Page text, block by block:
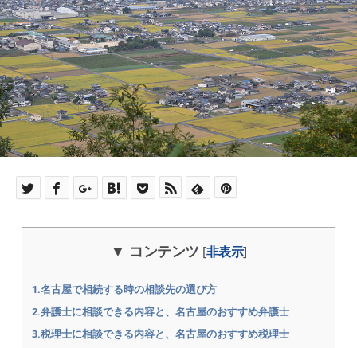
利用規約について
掲載受付窓口はこちら
コンテンツ [非表示]
1.名古屋で相続する時の相談先の選び方
2.弁護士に相談できる内容と、名古屋のおすすめ弁護士
3.税理士に相談できる内容と、名古屋のおすすめ税理士